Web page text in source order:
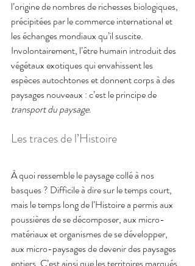
l’origine de nombres de richesses biologiques,
précipitées par le commerce international et
les échanges mondiaux qu’il suscite.
Involontairement, l’être humain introduit des
végétaux exotiques qui envahissent les
espèces autochtones et donnent corps à des
paysages nouveaux : c’est le principe de
transport du paysage.
Les traces de l’Histoire
À quoi ressemble le paysage collé à nos
basques ? Difficile à dire sur le temps court,
mais le temps long de l’Histoire a permis aux
poussières de se décomposer, aux micro-
matériaux et organismes de se développer,
aux micro-paysages de devenir des paysages
entiers. C’est ainsi que les territoires marqués